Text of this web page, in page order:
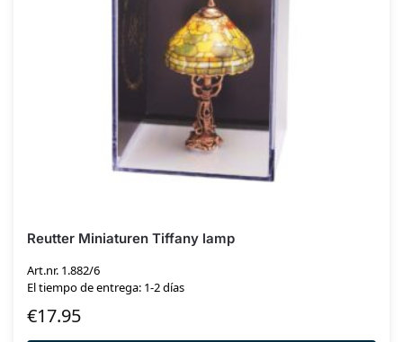
Reutter Miniaturen Tiffany lamp
Art.nr. 1.882/6
El tiempo de entrega: 1-2 días
€17.95